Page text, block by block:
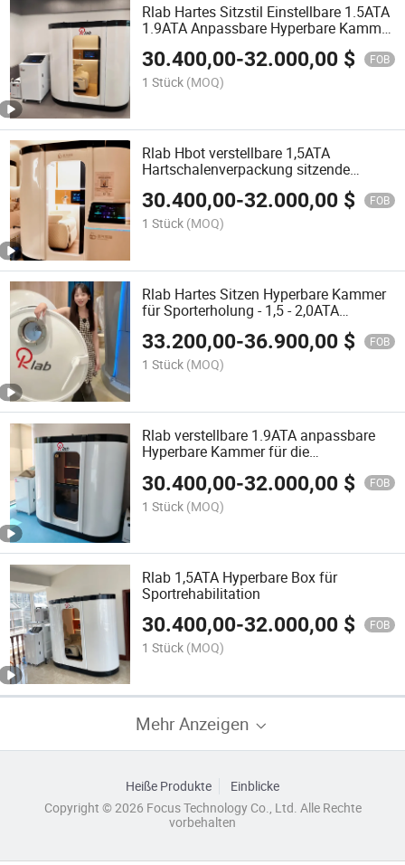
Rlab Hartes Sitzstil Einstellbare 1.5ATA
1.9ATA Anpassbare Hyperbare Kammer
30.400,00-32.000,00 $ FOB
1 Stück (MOQ)
Rlab Hbot verstellbare 1,5ATA
Hartschalenverpackung sitzende
30.400,00-32.000,00 $ FOB
1 Stück (MOQ)
Rlab Hartes Sitzen Hyperbare Kammer
für Sporterholung - 1,5 - 2,0ATA
33.200,00-36.900,00 $ FOB
1 Stück (MOQ)
Rlab verstellbare 1.9ATA anpassbare
Hyperbare Kammer für die
30.400,00-32.000,00 $ FOB
1 Stück (MOQ)
Rlab 1,5ATA Hyperbare Box für
Sportrehabilitation
30.400,00-32.000,00 $ FOB
1 Stück (MOQ)
Mehr Anzeigen
Heiße Produkte
Einblicke
Copyright © 2026 Focus Technology Co., Ltd. Alle Rechte
vorbehalten